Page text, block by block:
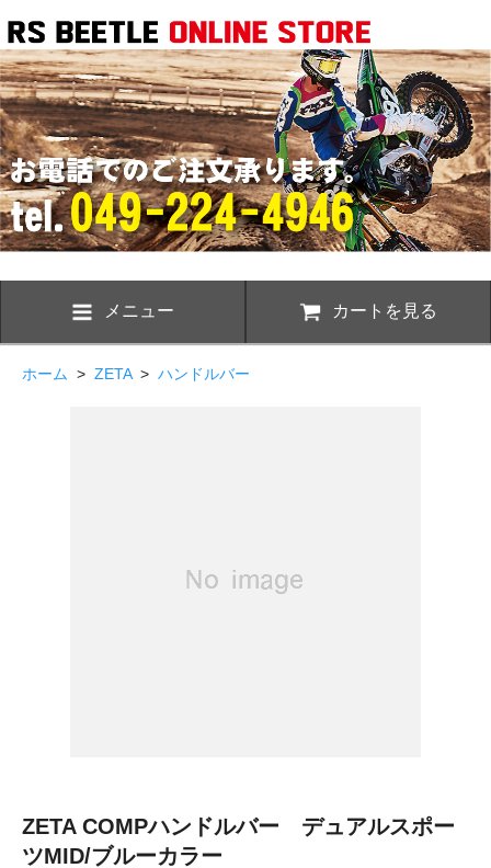
メニュー カートを見る
ホーム > ZETA> ハンドルバー
ZETA COMPハンドルバー デュアルスポー
ツMID/ブルーカラー